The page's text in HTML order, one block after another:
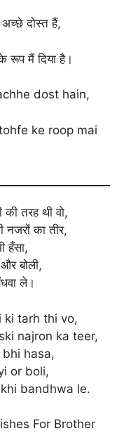
दोस्त हैं,
रूप मैं दिया है।
dost hain,
ke roop mai
तरह थी वो,
नजरों का तीर,
हँसा,
बोली,
ले।
ki tarh thi vo,
najron ka teer,
hasa,
or boli,
bandhwa le.
For Brother